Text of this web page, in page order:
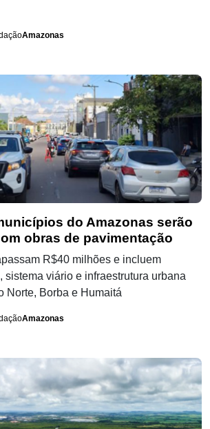
Amazonas
do Amazonas serão
obras de pavimentação
R$40 milhões e incluem
sistema viário e infraestrutura urbana
Norte, Borba e Humaitá
Amazonas